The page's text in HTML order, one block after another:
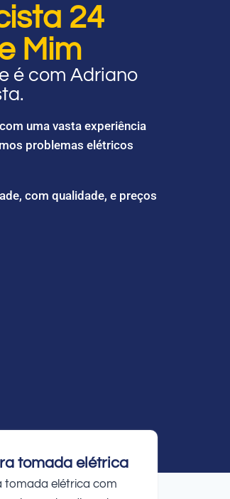
24
Mim
é com Adriano
uma vasta experiência
problemas elétricos
com qualidade, e preços
tomada elétrica
tomada elétrica com